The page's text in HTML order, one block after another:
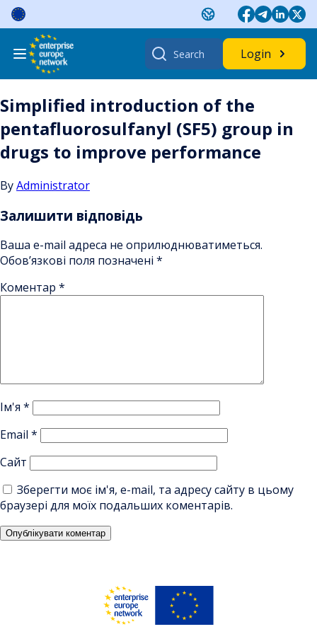
Skip
content
Search
for:
Login
Simplified introduction of the
pentafluorosulfanyl (SF5) group in
drugs to improve performance
ByAdministrator
Залишити відповідь
Ваша e-mail адреса не оприлюднюватиметься.
Обов’язкові поля позначені *
Коментар *
Ім'я *
Email *
Сайт
Зберегти моє ім'я, e-mail, та адресу сайту в цьому
браузері для моїх подальших коментарів.